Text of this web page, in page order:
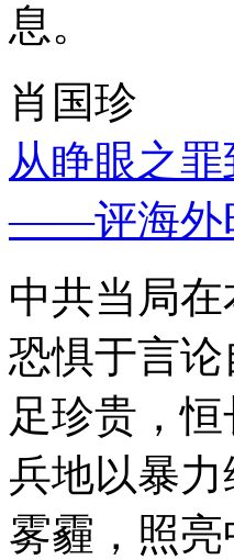
息。
肖国珍
从睁眼之
——评海外
中共当局
恐惧于言
足珍贵，
兵地以暴
雾霾，照亮